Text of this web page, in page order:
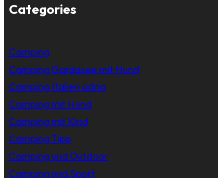
Categories
Camping
Camping Gardasee mit Hund
Camping Italien adria
Camping mit Hund
Camping mit Kind
Camping Tipp
Camping und Outdoor
Camping und Sport